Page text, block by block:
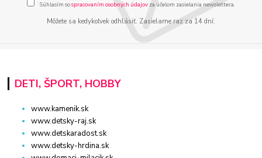
Súhlasím sospracovaním osobných údajov za účelom zasielania newslettera.
Môžete sa kedykoľvek odhlásiť. Zasielame raz za 14 dní.
DETI, ŠPORT, HOBBY
www.kamenik.sk
www.detsky-raj.sk
www.detskaradost.sk
www.detsky-hrdina.sk